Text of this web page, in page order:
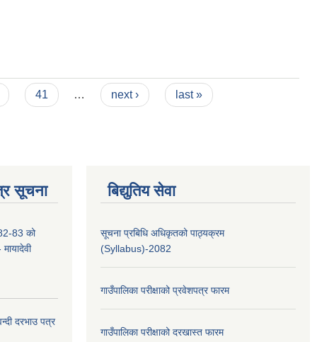
41 … next › last »
सूचना
83 को
दरभाउ पत्र
बिद्युतिय सेवा
सूचना प्रबिधि अधिकृतको पाठ्यक्रम
(Syllabus)-2082
गाउँपालिका परीक्षाको प्रवेशपत्र फारम
गाउँपालिका परीक्षाको दरखास्त फारम